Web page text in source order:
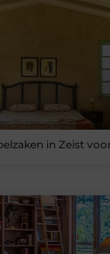
in Zeist